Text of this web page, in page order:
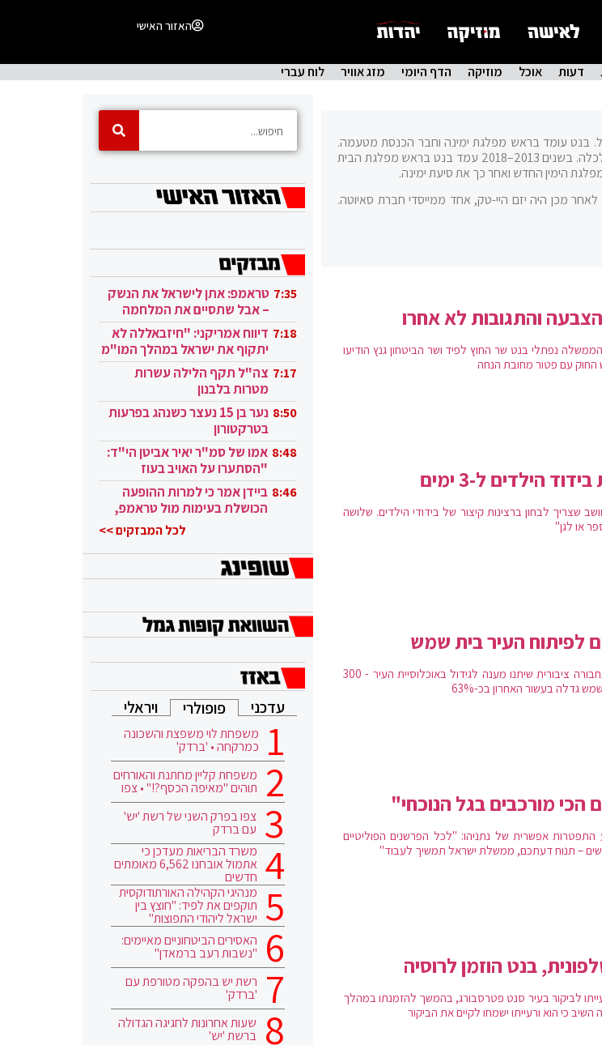
האזור האישי
דעות אוכל מוזיקה הדף היומי מזג אוויר לוח עברי
ממשלת ישראל. בנט עומד בראש מפלגת ימינה וחבר הכנסת מטעמה.
מכהן גם כשר ההתיישבות. בעבר כיהן בין השאר כשר הביטחון, שר החינוך ושר הכלכלה. בשנים 2013–2018 עמד בנט בראש מפלגת הבית
הימין החדש ואחר כך את סיעת ימינה.
מכן היה יזם היי-טק, אחד ממייסדי חברת סאיוטה.
והתגובות לא אחרו
נפתלי בנט שר החוץ לפיד ושר הביטחון גנץ הודיעו
החוק עם פטור מחובת הנחה
הילדים ל-3 ימים
שצריך לבחון ברצינות קיצור של בידודי הילדים. שלושה
או לגן"
לפיתוח העיר בית שמש
רוב התקציב יופנה לתגבור קווי תחבורה ציבורית שיתנו מענה לגידול באוכלוסיית העיר - 300
גדלה בעשור האחרון בכ-63%
הכי מורכבים בגל הנוכחי"
אפשרית של נתניהו: "לכל הפרשנים הפוליטיים
– תנוח דעתכם, ממשלת ישראל תמשיך לעבוד"
בנט הוזמן לרוסיה
לביקור בעיר סנט פטרסבורג, בהמשך להזמנתו במהלך
כי הוא ורעייתו ישמחו לקיים את הביקור
7:35 טראמפ: אתן לישראל את הנשק
– אבל שתסיים את המלחמה
בעזה 7:18 דיווח אמריקני: "חיזבאללה לא
יתקוף את ישראל במהלך המו"מ
בקטאר" 7:17 צה"ל תקף הלילה עשרות
מטרות בלבנון
8:50
נער בן 15 נעצר כשנהג בפרעות
בטרקטורון
8:48 אמו של סמ"ר יאיר אביטן הי"ד:
"הסתערו על האויב בעוז
ובגבורה" 8:46 ביידן אמר כי למרות ההופעה
הכושלת בעימות מול טראמפ,
לכל המבזקים >>
עדכני פופולרי ויראלי
משפחת לוי משפצת והשכונה
כמרקחה • 'ברדק'
משפחת קליין מחתנת והאורחים
תוהים "מאיפה הכסף?!" • צפו
צפו בפרק השני של רשת 'יש'
עם ברדק
משרד הבריאות מעדכן כי
אתמול אובחנו 6,562 מאומתים
חדשים
מנהיגי הקהילה האורתודוקסית
תוקפים את לפיד: "חוצץ בין
ישראל ליהודי התפוצות"
האסירים הביטחוניים מאיימים:
"נשבות רעב ברמאדן"
רשת יש בהפקה מטורפת עם
'ברדק'
שעות אחרונות לחגיגה הגדולה
ברשת 'יש'